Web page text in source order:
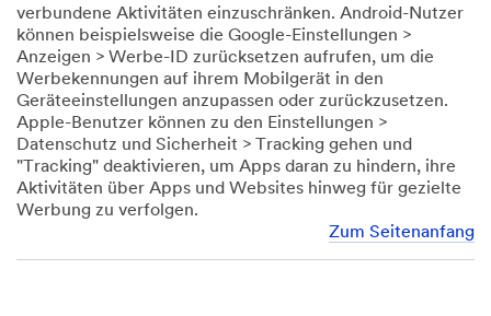
verbundene Aktivitäten einzuschränken. Android-Nutzer
können beispielsweise die Google-Einstellungen >
Anzeigen > Werbe-ID zurücksetzen aufrufen, um die
Werbekennungen auf ihrem Mobilgerät in den
Geräteeinstellungen anzupassen oder zurückzusetzen.
Apple-Benutzer können zu den Einstellungen >
Datenschutz und Sicherheit > Tracking gehen und
"Tracking" deaktivieren, um Apps daran zu hindern, ihre
Aktivitäten über Apps und Websites hinweg für gezielte
Werbung zu verfolgen.
Zum Seitenanfang